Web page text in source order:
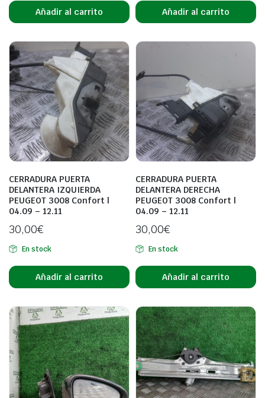
Añadir al carrito Añadir al carrito
CERRADURA PUERTA
DELANTERA IZQUIERDA
PEUGEOT 3008 Confort |
04.09 – 12.11
30,00€
En stock
Añadir al carrito
CERRADURA PUERTA
DELANTERA DERECHA
PEUGEOT 3008 Confort |
04.09 – 12.11
30,00€
En stock
Añadir al carrito